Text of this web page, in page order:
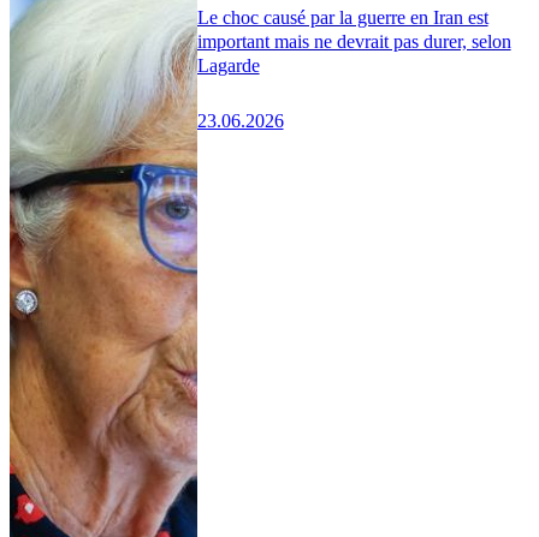
Le choc causé par la guerre en Iran est
important mais ne devrait pas durer, selon
Lagarde
23.06.2026